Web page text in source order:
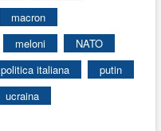
macron
meloni
NATO
politica italiana
putin
ucraina